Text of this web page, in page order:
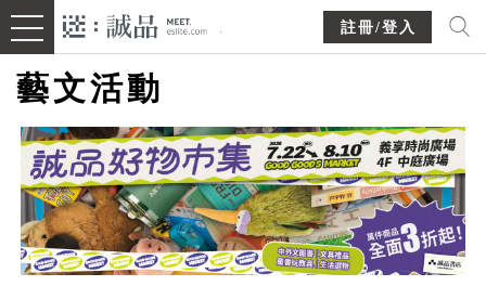
註冊/登入
藝文活動